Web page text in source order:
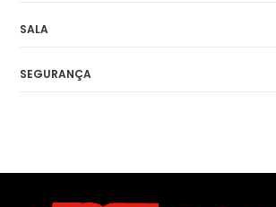
SALA
SEGURANÇA